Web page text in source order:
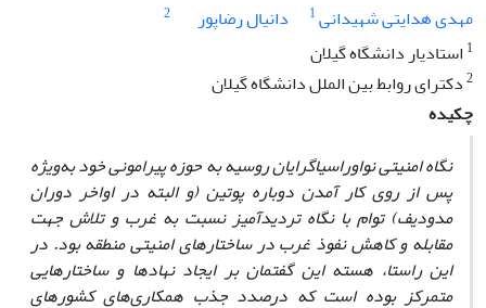
مهدی هدایتی شهیدانی1 دانیال رضاپور
2
1 استادیار دانشگاه گیلان
2دکترای روابط بین الملل دانشگاه گیلان
چکیده
نگاه امنیتی نواوراسیاگرایان روسیه به حوزه پیرامونی خود به‌ویژه
پس از روی کار آمدن دوباره پوتین (و البته در اواخر دوران
مدودیف) توام با نگاه تردید‌آمیز نسبت به غرب و تلاش جهت
مقابله و کاهش نفوذ غرب در ساختارهای امنیتی منطقه بود. در
این راستا، هسته این گفتمان بر ایجاد نهادها و ساختارهایی
متمرکز بوده است که درصدد جذب همکاری‌های کشورهای